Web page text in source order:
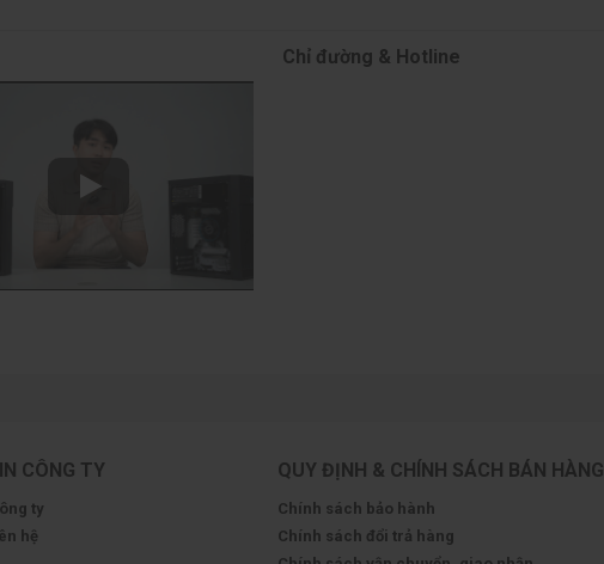
Chỉ đường & Hotline
CÔNG TY
ty
hệ
QUY ĐỊNH & CHÍNH SÁCH BÁN HÀNG
Chính sách bảo hành
Chính sách đổi trả hàng